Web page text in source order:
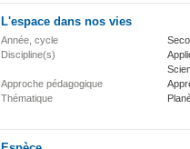
L'espace dans nos vies
Année, cycle
Discipline(s)
Approche pédagogique
Thématique